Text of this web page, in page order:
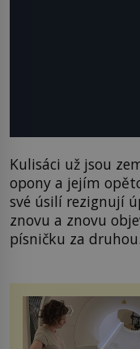
Kulisáci už jsou
opony a jejím
své úsilí rezignují
znovu a znovu
písničku za druhou.